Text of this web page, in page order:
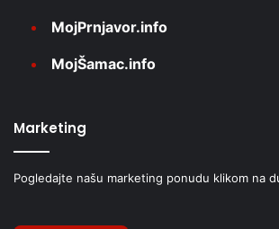
MojPrnjavor.info
MojŠamac.info
Marketing
Pogledajte našu marketing ponudu klikom na